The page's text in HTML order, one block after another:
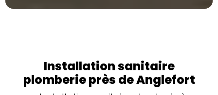
Installation sanitaire
plomberie près de Anglefort